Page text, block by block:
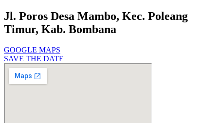
Jl. Poros Desa Mambo, Kec. Poleang
Timur, Kab. Bombana
GOOGLE MAPS
SAVE THE DATE